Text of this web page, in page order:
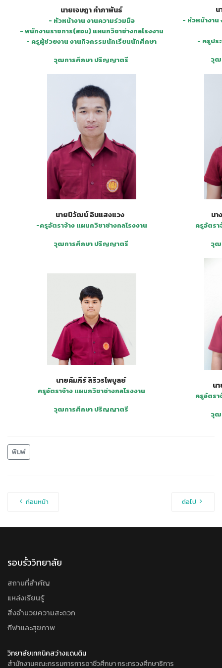
นายเจษฎา คำภาพันธ์
- หัวหน้างาน งานความร่วมมือ
- พนักงานราชการ(สอน) แผนกวิชาช่างกลโรงงาน
- ครูผู้ช่วยงาน งานกิจกรรมนักเรียนนักศึกษา
วุฒการศึกษา ปริญญาตรี
น
- หัวหน้างา
- ครูปร
วุฒ
นายนิวัฒน์ อินแสงแวง
-ครูอัตราจ้าง แผนกวิชาช่างกลโรงงาน
วุฒการศึกษา ปริญญาตรี
นา
ครูอัตรา
วุ
นายคัมภีร์ สิริวรไพบูลย์
ครูอัตราจ้าง แผนกวิชาช่างกลโรงงาน
วุฒการศึกษา ปริญญาตรี
น
ครูอัตรา
วุ
พิมพ์
ก่อนหน้า ต่อไป
รอบรั้ววิทยาลัย
สถานที่สำคัญ
แหล่งเรียนรู้
สิ่งอำนวยความสะดวก
กีฬาและสุขภาพ
วิทยาลัยเทคนิคสว่างแดนดิน
สำนักงานคณะกรรมการการอาชีวศึกษา กระทรวงศึกษาธิการ